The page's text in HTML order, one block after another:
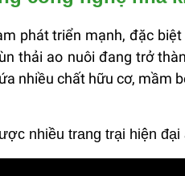
phát triển mạnh, đặc
thải ao nuôi đang trở
nhiều chất hữu cơ, mầm
nhiều trang trại hiện